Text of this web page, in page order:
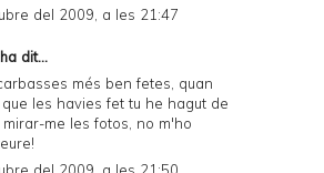
del 2009, a les 21:47
ha dit...
més ben fetes, quan
les havies fet tu he hagut de
me les fotos, no m'ho